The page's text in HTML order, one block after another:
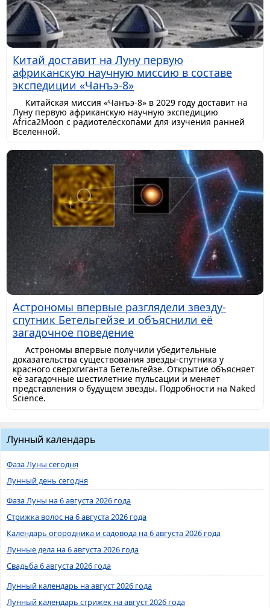
Китай доставит на Луну первую
африканскую научную миссию в составе
экспедиции «Чанъэ-8»
Китайская миссия «Чанъэ-8» в 2029 году доставит на
Луну первую африканскую научную экспедицию
Africa2Moon с радиотелескопами для изучения ранней
Вселенной.
Астрономы впервые разглядели звезду-
спутник Бетельгейзе и объяснили её
загадочное поведение
Астрономы впервые получили убедительные
доказательства существования звезды-спутника у
красного сверхгиганта Бетельгейзе. Открытие объясняет
её загадочные шестилетние пульсации и меняет
представления о будущем звезды. Подробности на Naked
Science.
Лунный календарь
Фаза Луны сегодня
Лунный день сегодня
Фаза Луны на 6 августа 2026 года
Стрижка волос на 6 августа 2026 года
Календарь огородника и садовода на 6 августа 2026 года
Лунные дела на 6 августа 2026 года
Свадьба 6 августа 2026 года
Лунный календарь на август 2026 года
Лунный календарь стрижек на август 2026 года